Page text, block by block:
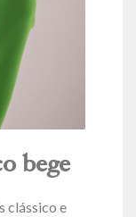
bege
clássico e